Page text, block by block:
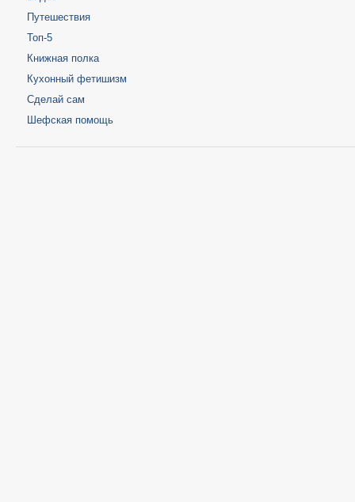
Путешествия
Топ-5
Книжная полка
Кухонный фетишизм
Сделай сам
Шефская помощь